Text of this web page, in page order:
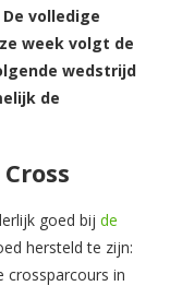
volledige
week volgt de
wedstrijd
de
goed bij de
hersteld te zijn:
crossparcours in